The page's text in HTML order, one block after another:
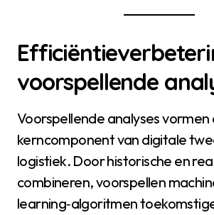
voorspellende
Voorspellende analyses vormen
kerncomponent van digitale
logistiek. Door historische en
combineren, voorspellen
learning‑algoritmen